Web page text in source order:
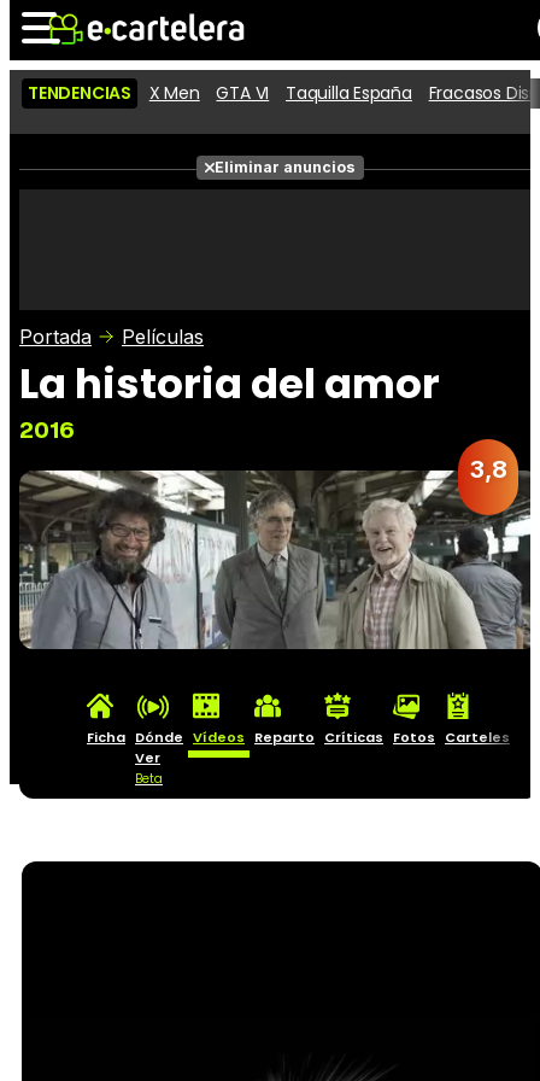
Noticias Cartelera
Películas
Críticas
TENDENCIAS X Men GTA VI Taquilla España Fracasos
Eliminar anuncios
Portada Películas
La historia del amor
2016
3,8
Ficha Dónde
Ver
Beta
Vídeos Reparto Críticas Fotos Carteles